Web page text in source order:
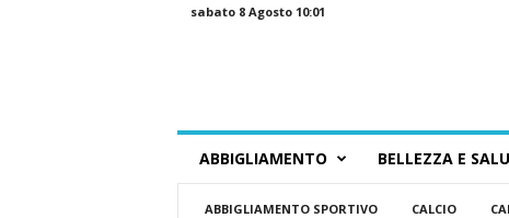
sabato 8 Agosto 10:01
i
ABBIGLIAMENTO BELLEZZA E
ABBIGLIAMENTO SPORTIVO CALCIO